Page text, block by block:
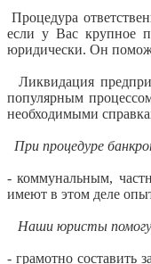
Процедура
если у Вас крупное
юридически. Он
Ликвидация
популярным
необходимыми
При процедуре
-коммунальным,
имеют в этом деле
Наши юристы
- грамотно составить